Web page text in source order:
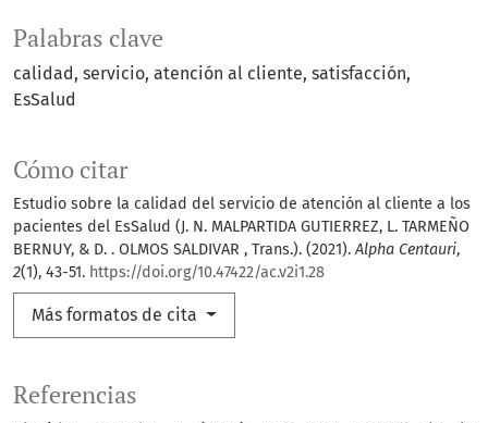
Palabras clave
calidad servicio atención al cliente satisfacción
EsSalud
Cómo citar
Estudio sobre la calidad del servicio de atención al cliente a los
pacientes del EsSalud (J. N. MALPARTIDA GUTIERREZ, L. TARMEÑO
BERNUY, & D. . OLMOS SALDIVAR , Trans.). (2021).Alpha Centauri,
2(1), 43-51. https://doi.org/10.47422/ac.v2i1.28
Más formatos de cita
Referencias